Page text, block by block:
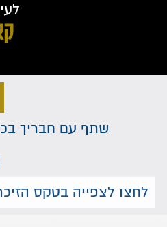
שתף עם חבריך
לחצו לצפייה בטקס